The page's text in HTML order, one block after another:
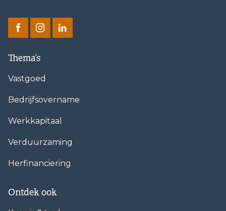
Thema’s
Vastgoed
Bedrijfsovername
Werkkapitaal
Verduurzaming
Herfinanciering
Ontdek ook